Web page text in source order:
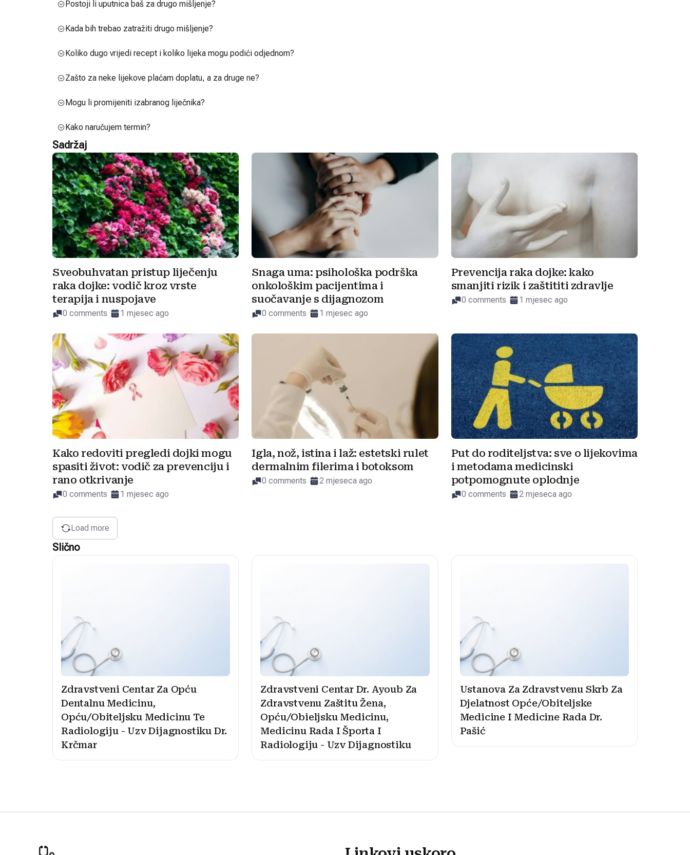
Postoji li uputnica baš za drugo mišljenje?
Kada bih trebao zatražiti drugo mišljenje?
Koliko dugo vrijedi recept i koliko lijeka mogu podići odjednom?
Zašto za neke lijekove plaćam doplatu, a za druge ne?
Mogu li promijeniti izabranog liječnika?
Kako naručujem termin?
Sadržaj
Sveobuhvatan pristup liječenju
raka dojke: vodič kroz vrste
terapija i nuspojave
0 comments 1 mjesec ago
Snaga uma: psihološka podrška
onkološkim pacijentima i
suočavanje s dijagnozom
0 comments 1 mjesec ago
Prevencija raka dojke: kako
smanjiti rizik i zaštititi zdravlje
0 comments 1 mjesec ago
Kako redoviti pregledi dojki mogu
spasiti život: vodič za prevenciju i
rano otkrivanje
0 comments 1 mjesec ago
Igla, nož, istina i laž: estetski rulet
dermalnim filerima i botoksom
0 comments 2 mjeseca ago
Put do roditeljstva: sve o lijekovima
i metodama medicinski
potpomognute oplodnje
0 comments 2 mjeseca ago
Load more
Slično
Zdravstveni Centar Za Opću
Dentalnu Medicinu,
Opću/Obiteljsku Medicinu Te
Radiologiju - Uzv Dijagnostiku Dr.
Krčmar
Zdravstveni Centar Dr. Ayoub Za
Zdravstvenu Zaštitu Žena,
Opću/Obieljsku Medicinu,
Medicinu Rada I Športa I
Radiologiju - Uzv Dijagnostiku
Ustanova Za Zdravstvenu Skrb Za
Djelatnost Opće/Obiteljske
Medicine I Medicine Rada Dr.
Pašić